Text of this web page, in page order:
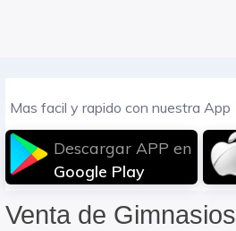
Mas facil y rapido con nuestra App
Descargar APP en
Google Play
Venta de Gimnasios